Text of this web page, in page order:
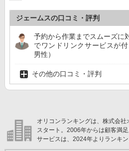
ジェームスの口コミ・評判
予約から作業までスムーズに
でワンドリンクサービスが
男性）
その他の口コミ・評判
オリコンランキングは、株式会
スタート。2006年からは顧客満
サービスは、2024年よりランキン